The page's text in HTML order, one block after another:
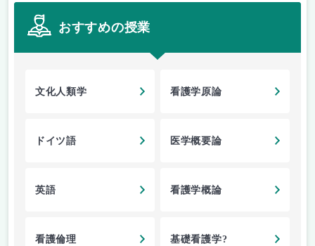
おすすめの授業
文化人類学 看護学原論
ドイツ語 医学概要論
英語 看護学概論
看護倫理 基礎看護学?